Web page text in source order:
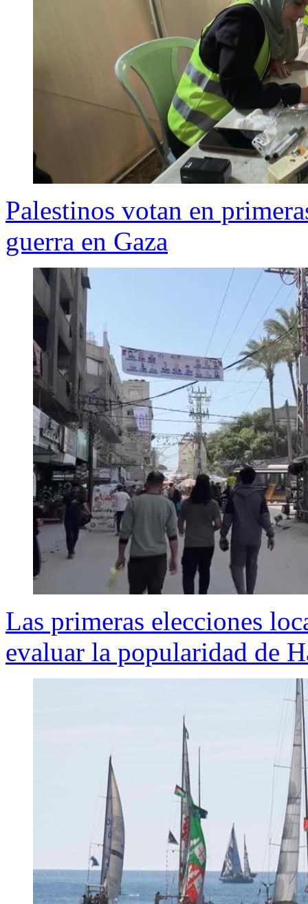
Palestinos votan en
guerra en Gaza
Las primeras elecciones
evaluar la popularidad de